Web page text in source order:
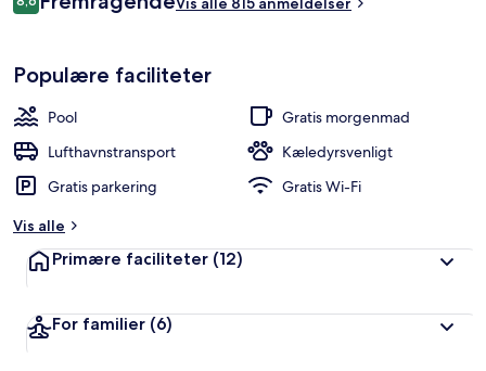
2.198 kr.
8,6 ud af 10.
Populære faciliteter
Pool
Gratis morgenmad
Lufthavnstransport
Kæledyrsvenligt
Gratis parkering
Gratis Wi-Fi
Vis alle
Primære faciliteter (12)
For familier (6)